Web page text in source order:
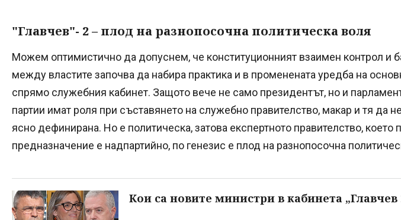
"Главчев"- 2 – плод на разнопосочна политическа воля
Можем оптимистично да допуснем, че конституционният взаимен контрол и
между властите започва да набира практика и в променената уредба на
спрямо служебния кабинет. Защото вече не само президентът, но и
партии имат роля при съставянето на служебно правителство, макар и тя да
ясно дефинирана. Но е политическа, затова експертното правителство, което
предназначение е надпартийно, по генезис е плод на разнопосочна
Кои са новите министри в кабинета „Главчев